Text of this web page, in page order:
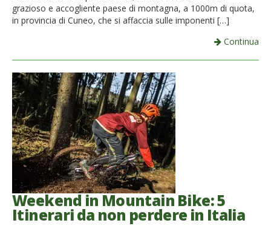
grazioso e accogliente paese di montagna, a 1000m di quota,
in provincia di Cuneo, che si affaccia sulle imponenti […]
Continua
Weekend in Mountain Bike: 5
Itinerari da non perdere in Italia